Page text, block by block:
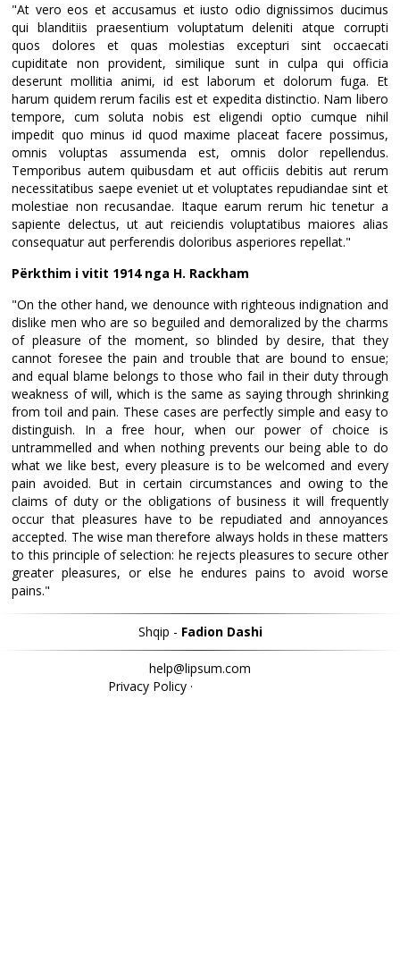
"At vero eos et accusamus et iusto odio dignissimos ducimus
qui blanditiis praesentium voluptatum deleniti atque corrupti
quos dolores et quas molestias excepturi sint occaecati
cupiditate non provident, similique sunt in culpa qui officia
deserunt mollitia animi, id est laborum et dolorum fuga. Et
harum quidem rerum facilis est et expedita distinctio. Nam libero
tempore, cum soluta nobis est eligendi optio cumque nihil
impedit quo minus id quod maxime placeat facere possimus,
omnis voluptas assumenda est, omnis dolor repellendus.
Temporibus autem quibusdam et aut officiis debitis aut rerum
necessitatibus saepe eveniet ut et voluptates repudiandae sint et
molestiae non recusandae. Itaque earum rerum hic tenetur a
sapiente delectus, ut aut reiciendis voluptatibus maiores alias
consequatur aut perferendis doloribus asperiores repellat."
Përkthim i vitit 1914 nga H. Rackham
"On the other hand, we denounce with righteous indignation and
dislike men who are so beguiled and demoralized by the charms
of pleasure of the moment, so blinded by desire, that they
cannot foresee the pain and trouble that are bound to ensue;
and equal blame belongs to those who fail in their duty through
weakness of will, which is the same as saying through shrinking
from toil and pain. These cases are perfectly simple and easy to
distinguish. In a free hour, when our power of choice is
untrammelled and when nothing prevents our being able to do
what we like best, every pleasure is to be welcomed and every
pain avoided. But in certain circumstances and owing to the
claims of duty or the obligations of business it will frequently
occur that pleasures have to be repudiated and annoyances
accepted. The wise man therefore always holds in these matters
to this principle of selection: he rejects pleasures to secure other
greater pleasures, or else he endures pains to avoid worse
pains."
Shqip - Fadion Dashi
help@lipsum.com
Privacy Policy·